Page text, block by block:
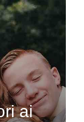
ai